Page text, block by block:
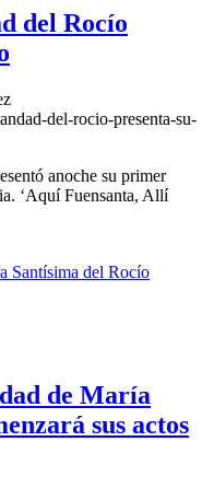
del Rocío
del-rocio-presenta-su-
anoche su primer
‘Aquí Fuensanta, Allí
de María
sus actos